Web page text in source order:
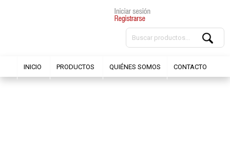
INICIO PRODUCTOS QUIÉNES SOMOS CONTACTO